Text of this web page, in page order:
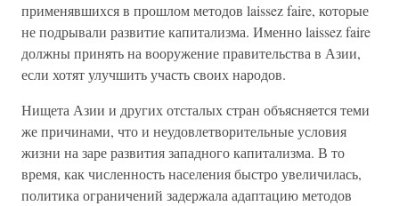
применявшихся в прошлом методов laissez faire, которые
не подрывали развитие капитализма. Именно laissez faire
должны принять на вооружение правительства в Азии,
если хотят улучшить участь своих народов.
Нищета Азии и других отсталых стран объясняется теми
же причинами, что и неудовлетворительные условия
жизни на заре развития западного капитализма. В то
время, как численность населения быстро увеличилась,
политика ограничений задержала адаптацию методов